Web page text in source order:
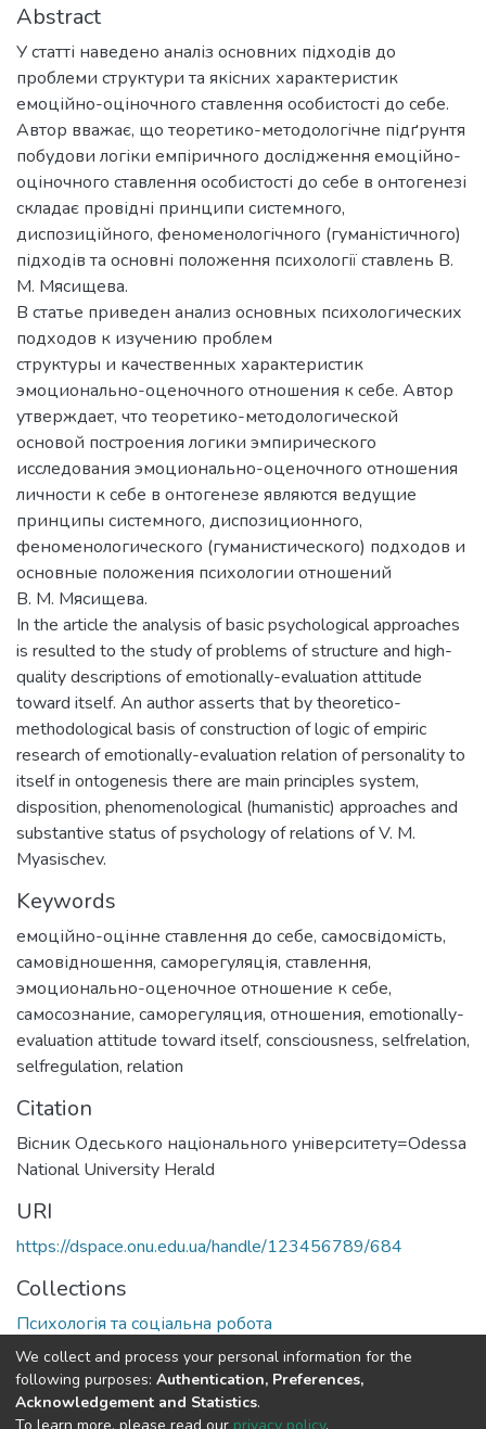
Abstract
У статті наведено аналіз основних підходів до
проблеми структури та якісних характеристик
емоційно-оціночного ставлення особистості до себе.
Автор вважає, що теоретико-методологічне підґрунтя
побудови логіки емпіричного дослідження емоційно-
оціночного ставлення особистості до себе в онтогенезі
складає провідні принципи системного,
диспозиційного, феноменологічного (гуманістичного)
підходів та основні положення психології ставлень В.
М. Мясищева.
В статье приведен анализ основных психологических
подходов к изучению проблем
структуры и качественных характеристик
эмоционально-оценочного отношения к себе. Автор
утверждает, что теоретико-методологической
основой построения логики эмпирического
исследования эмоционально-оценочного отношения
личности к себе в онтогенезе являются ведущие
принципы системного, диспозиционного,
феноменологического (гуманистического) подходов и
основные положения психологии отношений
В. М. Мясищева.
In the article the analysis of basic psychological approaches
is resulted to the study of problems of structure and high-
quality descriptions of emotionally-evaluation attitude
toward itself. An author asserts that by theoretico-
methodological basis of construction of logic of empiric
research of emotionally-evaluation relation of personality to
itself in ontogenesis there are main principles system,
disposition, phenomenological (humanistic) approaches and
substantive status of psychology of relations of V. M.
Myasischev.
Keywords
емоційно-оцінне ставлення до себе, самосвідомість,
самовідношення, саморегуляція, ставлення,
эмоционально-оценочное отношение к себе,
самосознание, саморегуляция, отношения, emotionally-
evaluation attitude toward itself, consciousness, selfrelation,
selfregulation, relation
Citation
Вiсник Одеського нацiонального унiверситету=Odessa
National University Herald
URI
https://dspace.onu.edu.ua/handle/123456789/684
Collections
Психологія та соціальна робота
Full item page
We collect and process your personal information for the
following purposes: Authentication, Preferences,
Acknowledgement and Statistics.